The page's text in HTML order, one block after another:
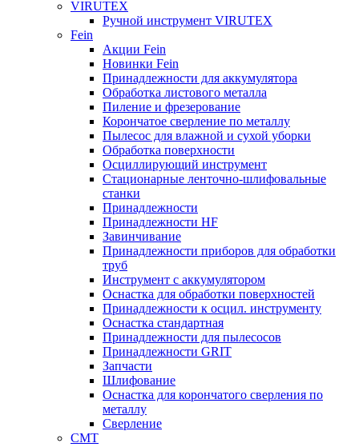
VIRUTEX
Ручной инструмент VIRUTEX
Fein
Акции Fein
Новинки Fein
Принадлежности для аккумулятора
Обработка листового металла
Пиление и фрезерование
Корончатое сверление по металлу
Пылесос для влажной и сухой уборки
Обработка поверхности
Осциллирующий инструмент
Стационарные ленточно-шлифовальные
станки
Принадлежности
Принадлежности HF
Завинчивание
Принадлежности приборов для обработки
труб
Инструмент с аккумулятором
Оснастка для обработки поверхностей
Принадлежности к осцил. инструменту
Оснастка стандартная
Принадлежности для пылесосов
Принадлежности GRIT
Запчасти
Шлифование
Оснастка для корончатого сверления по
металлу
Сверление
CMT